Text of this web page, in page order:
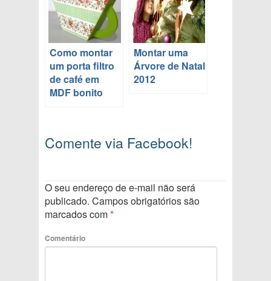
Como montar
um porta filtro
de café em
MDF bonito
Montar uma
Árvore de Natal
2012
Comente via Facebook!
O seu endereço de e-mail não será
publicado. Campos obrigatórios são
marcados com*
Comentário